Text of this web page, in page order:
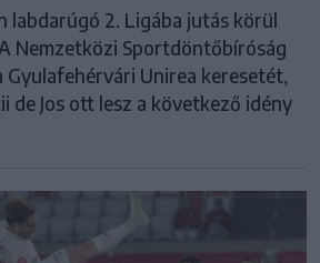
labdarúgó 2. Ligába jutás körül
Nemzetközi Sportdöntőbíróság
Gyulafehérvári Unirea keresetét,
de Jos ott lesz a következő idény